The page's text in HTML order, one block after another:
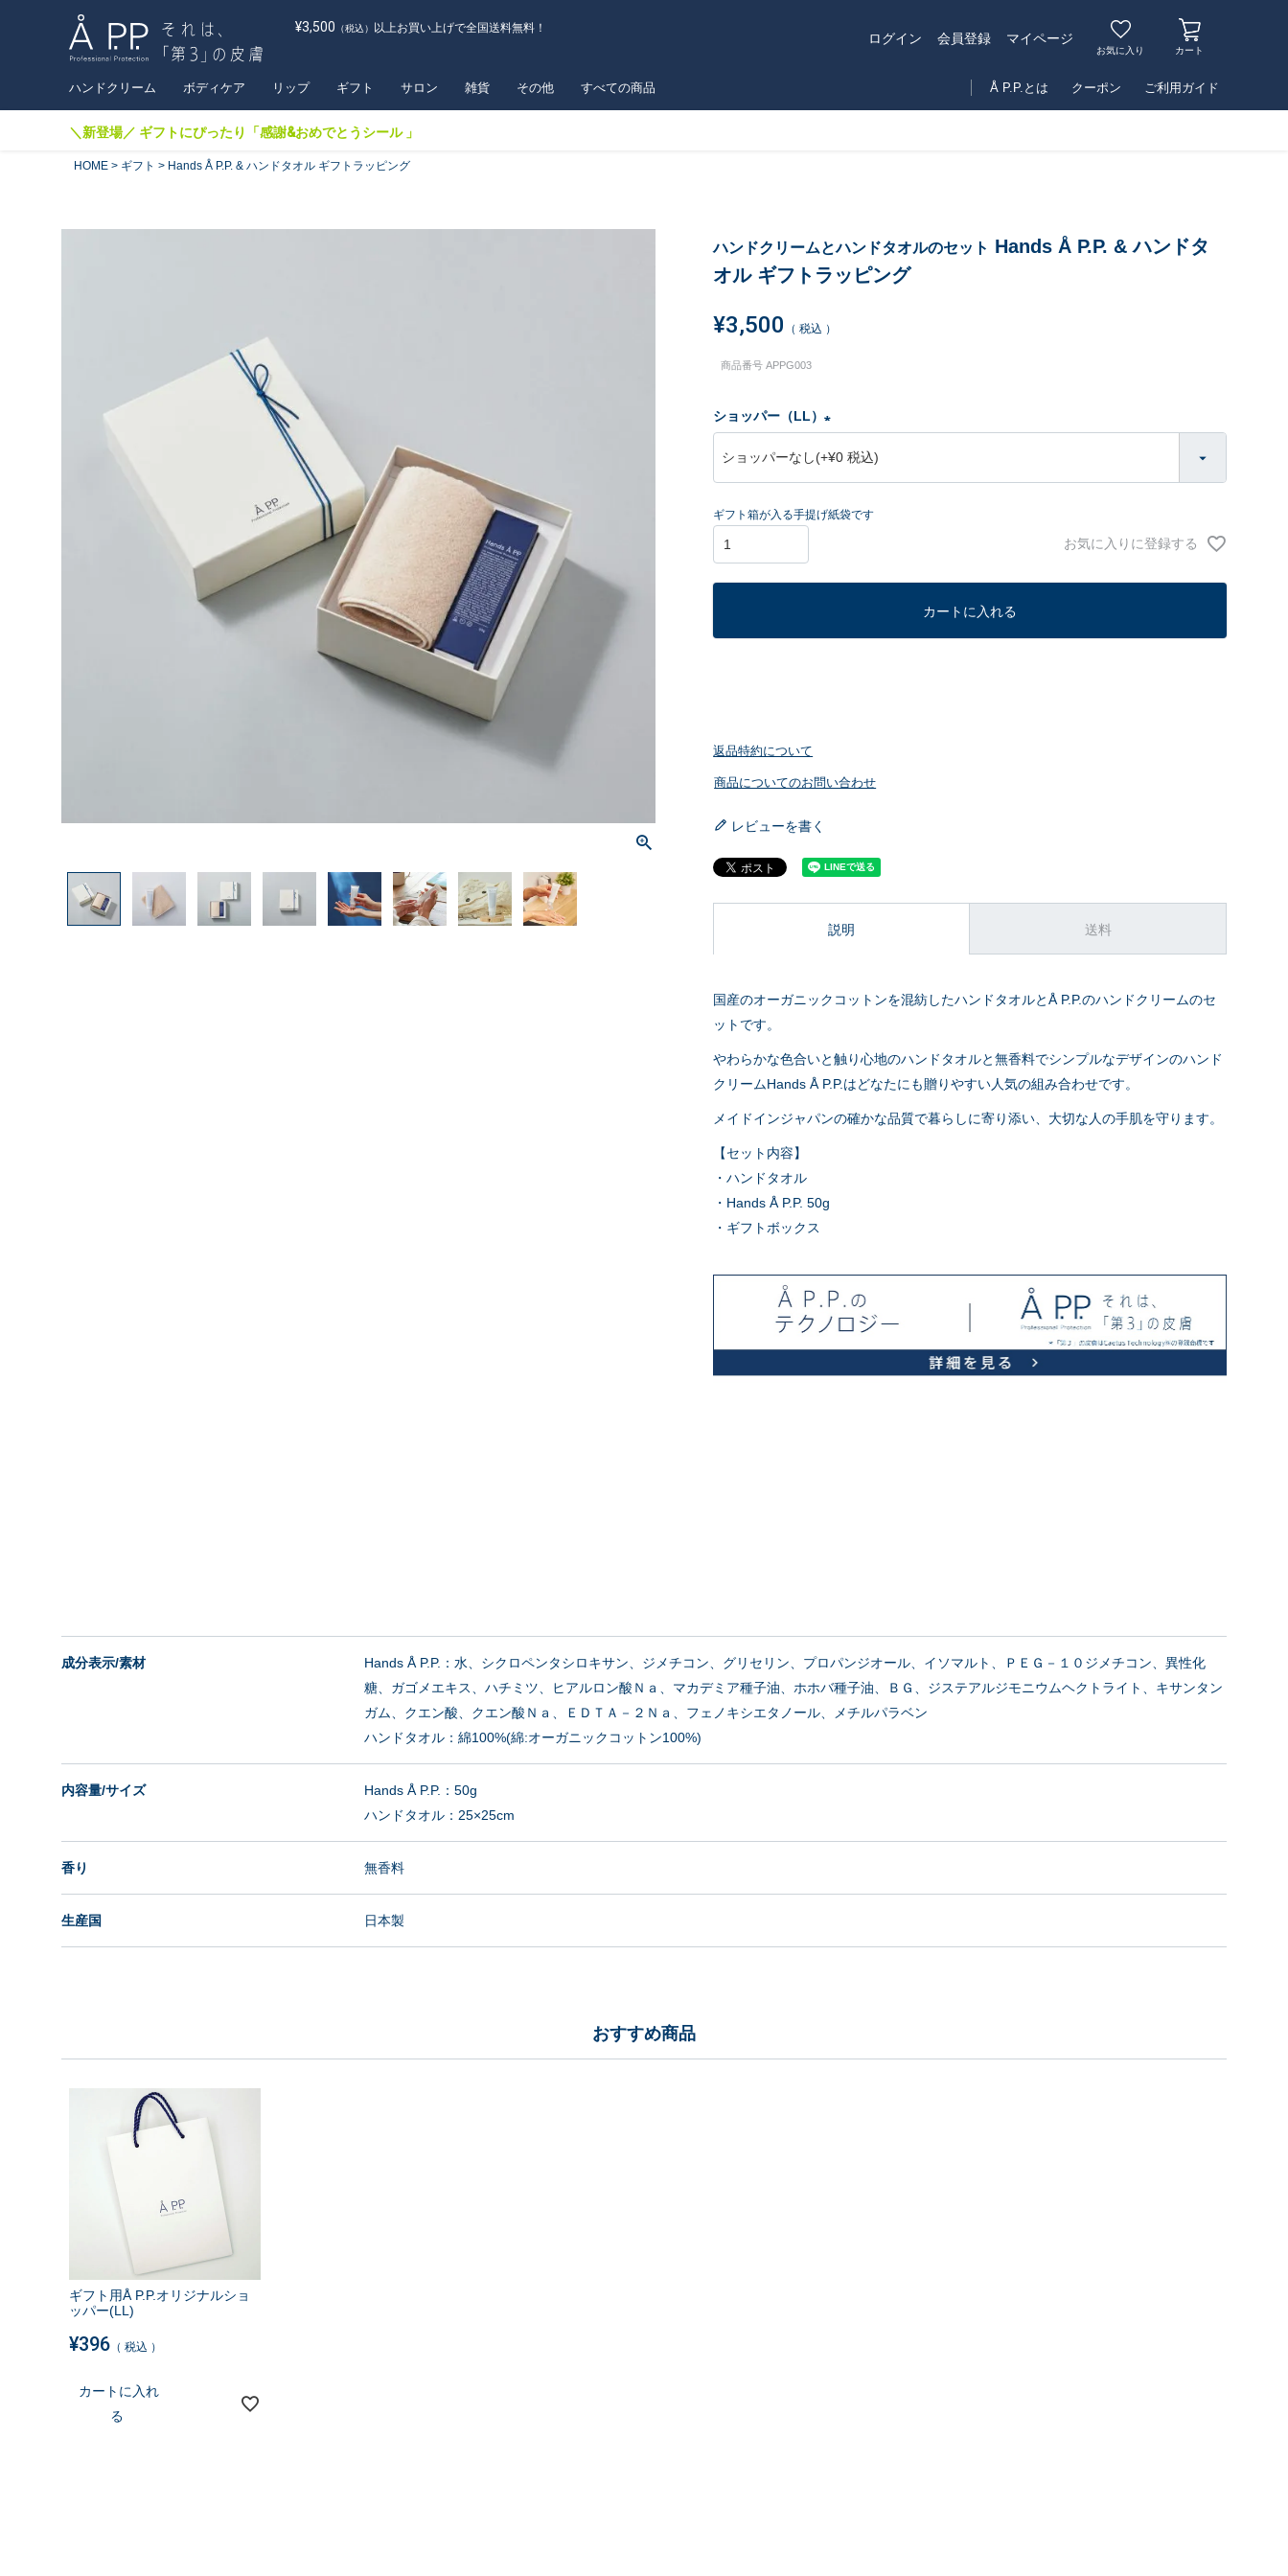
¥3,500 （税込） 以上お買い上げで全国送料無料！
ログイン 会員登録 マイページ
お気に入り カート
ハンドクリーム ボディケア リップ ギフト サロン 雑貨 その他 すべての商品 Å P.P.とは クーポン ご利用ガイド
＼新登場／ ギフトにぴったり「感謝&おめでとうシール 」
HOME ギフト Hands Å P.P. & ハンドタオル ギフトラッピング
ハンドクリームとハンドタオルのセット Hands Å P.P. & ハンドタ
オル ギフトラッピング
¥3,500 税込
商品番号 APPG003
ショッパー（LL）
(
)
ギフト箱が入る手提げ紙袋です
お気に入りに登録する
カートに入れる
返品特約について
商品についてのお問い合わせ
レビューを書く
説明 送料
国産のオーガニックコットンを混紡したハンドタオルとÅ P.P.のハンドクリームのセ
ットです。
やわらかな色合いと触り心地のハンドタオルと無香料でシンプルなデザインのハンド
クリームHands Å P.P.はどなたにも贈りやすい人気の組み合わせです。
メイドインジャパンの確かな品質で暮らしに寄り添い、大切な人の手肌を守ります。
【セット内容】
・ハンドタオル
・Hands Å P.P. 50g
・ギフトボックス
成分表示/素材
Hands Å P.P.：水、シクロペンタシロキサン、ジメチコン、グリセリン、プロパンジオール、イソマルト、ＰＥＧ－１０ジメチコン、異性化
糖、ガゴメエキス、ハチミツ、ヒアルロン酸Ｎａ、マカデミア種子油、ホホバ種子油、ＢＧ、ジステアルジモニウムヘクトライト、キサンタン
ガム、クエン酸、クエン酸Ｎａ、ＥＤＴＡ－２Ｎａ、フェノキシエタノール、メチルパラベン
ハンドタオル：綿100%(綿:オーガニックコットン100%)
内容量/サイズ
Hands Å P.P.：50g
ハンドタオル：25×25cm
香り 無香料
生産国 日本製
おすすめ商品
ギフト用Å P.P.オリジナルショ
ッパー(LL)
¥396 税込
カートに入れ
る